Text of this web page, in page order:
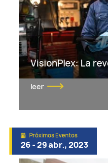
leer
Próximos Eventos
26 - 29 abr., 2023